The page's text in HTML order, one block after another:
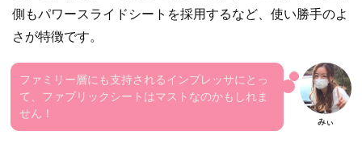
側もパワースライドシートを採用するなど、使い勝手のよ
さが特徴です。
ファミリー層にも支持されるインプレッサにとっ
て、ファブリックシートはマストなのかもしれま
せん！